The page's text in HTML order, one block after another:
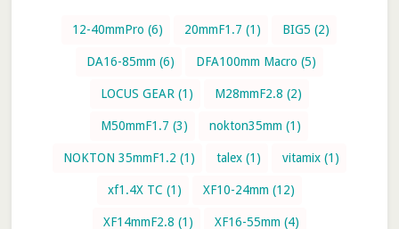
12-40mmPro (6) 20mmF1.7 (1) BIG5 (2)
DA16-85mm (6) DFA100mm Macro (5)
LOCUS GEAR (1) M28mmF2.8 (2)
M50mmF1.7 (3) nokton35mm (1)
NOKTON 35mmF1.2 (1) talex(1) vitamix(1)
xf1.4X TC (1) XF10-24mm (12)
XF14mmF2.8 (1) XF16-55mm (4)